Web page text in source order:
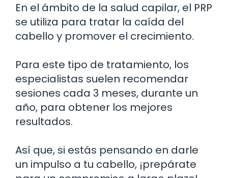
En el ámbito de la salud capilar, el PRP
se utiliza para tratar la caída del
cabello y promover el crecimiento.
Para este tipo de tratamiento, los
especialistas suelen recomendar
sesiones cada 3 meses, durante un
año, para obtener los mejores
resultados.
Así que, si estás pensando en darle
un impulso a tu cabello, ¡prepárate